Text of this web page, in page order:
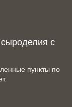
с
пункты по